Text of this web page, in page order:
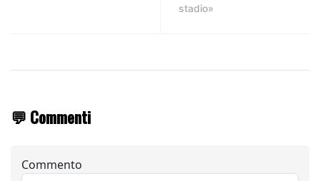
stadio»
💬 Commenti